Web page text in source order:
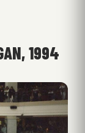
1994